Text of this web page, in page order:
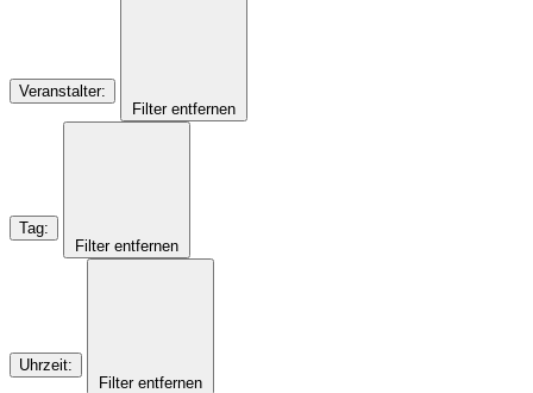
Veranstalter:
Filter entfernen
Tag:
Filter entfernen
Uhrzeit:
Filter entfernen